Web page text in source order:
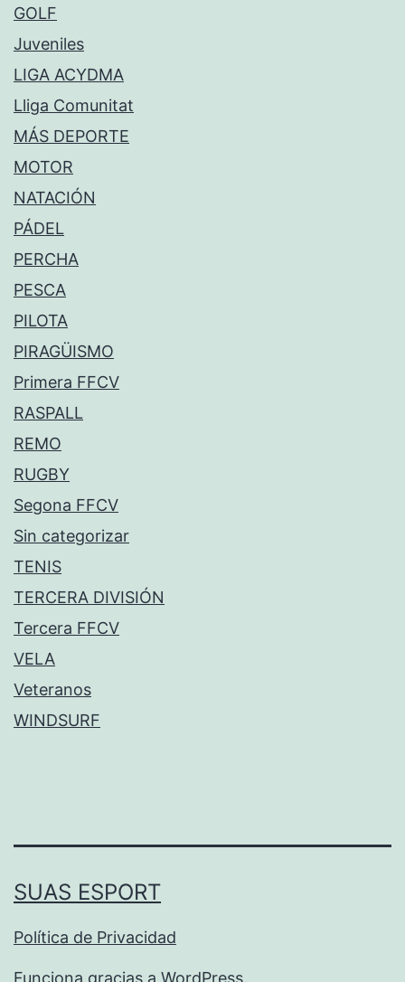
GOLF
Juveniles
LIGA ACYDMA
Lliga Comunitat
MÁS DEPORTE
MOTOR
NATACIÓN
PÁDEL
PERCHA
PESCA
PILOTA
PIRAGÜISMO
Primera FFCV
RASPALL
REMO
RUGBY
Segona FFCV
Sin categorizar
TENIS
TERCERA DIVISIÓN
Tercera FFCV
VELA
Veteranos
WINDSURF
SUAS ESPORT
Política de Privacidad
Funciona gracias a WordPress